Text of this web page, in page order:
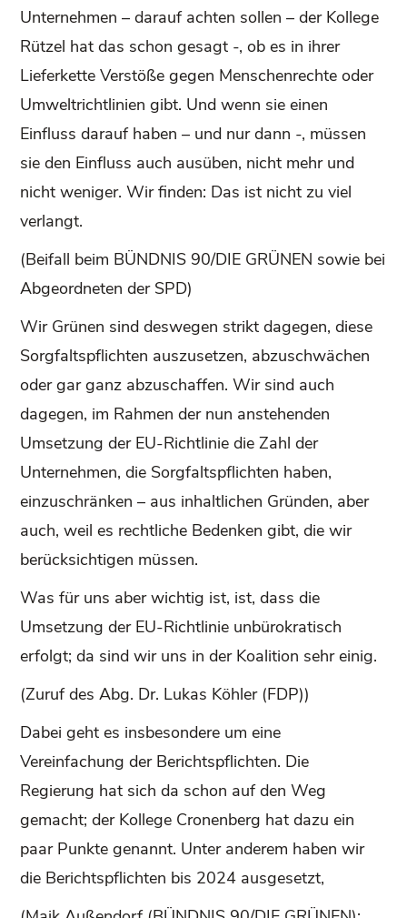
Unternehmen – darauf achten sollen – der Kollege
Rützel hat das schon gesagt -, ob es in ihrer
Lieferkette Verstöße gegen Menschenrechte oder
Umweltrichtlinien gibt. Und wenn sie einen
Einfluss darauf haben – und nur dann -, müssen
sie den Einfluss auch ausüben, nicht mehr und
nicht weniger. Wir finden: Das ist nicht zu viel
verlangt.
(Beifall beim BÜNDNIS 90/DIE GRÜNEN sowie bei
Abgeordneten der SPD)
Wir Grünen sind deswegen strikt dagegen, diese
Sorgfaltspflichten auszusetzen, abzuschwächen
oder gar ganz abzuschaffen. Wir sind auch
dagegen, im Rahmen der nun anstehenden
Umsetzung der EU-Richtlinie die Zahl der
Unternehmen, die Sorgfaltspflichten haben,
einzuschränken – aus inhaltlichen Gründen, aber
auch, weil es rechtliche Bedenken gibt, die wir
berücksichtigen müssen.
Was für uns aber wichtig ist, ist, dass die
Umsetzung der EU-Richtlinie unbürokratisch
erfolgt; da sind wir uns in der Koalition sehr einig.
(Zuruf des Abg. Dr. Lukas Köhler (FDP))
Dabei geht es insbesondere um eine
Vereinfachung der Berichtspflichten. Die
Regierung hat sich da schon auf den Weg
gemacht; der Kollege Cronenberg hat dazu ein
paar Punkte genannt. Unter anderem haben wir
die Berichtspflichten bis 2024 ausgesetzt,